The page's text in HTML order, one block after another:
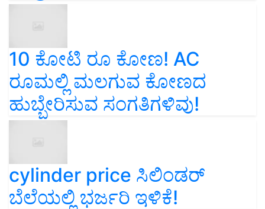
10 ಕೋಟಿ ರೂ ಕೋಣ! AC
ರೂಮಲ್ಲಿ ಮಲಗುವ ಕೋಣದ
ಹುಬ್ಬೇರಿಸುವ ಸಂಗತಿಗಳಿವು!
cylinder price ಸಿಲಿಂಡರ್‌
ಬೆಲೆಯಲ್ಲಿ ಭರ್ಜರಿ ಇಳಿಕೆ!